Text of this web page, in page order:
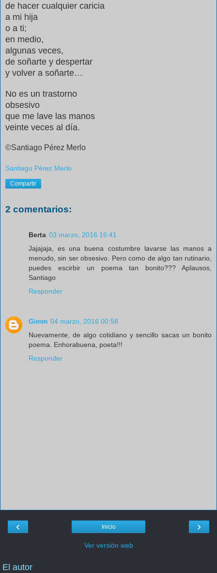
de hacer cualquier caricia
a mi hija
o a ti;
en medio,
algunas veces,
de soñarte y despertar
y volver a soñarte…
No es un trastorno
obsesivo
que me lave las manos
veinte veces al día.
©Santiago Pérez Merlo
Santiago Pérez Merlo
Compartir
2 comentarios:
Berta 03 marzo, 2016 16:41
Jajajaja, es una buena costumbre lavarse las manos a
menudo, sin ser obsesivo. Pero como de algo tan rutinario,
puedes escirbir un poema tan bonito??? Aplausos,
Santiago
Responder
Gimm 04 marzo, 2016 00:58
Nuevamente, de algo cotidiano y sencillo sacas un bonito
poema. Enhorabuena, poeta!!!
Responder
‹ ›
Inicio
Ver versión web
El autor